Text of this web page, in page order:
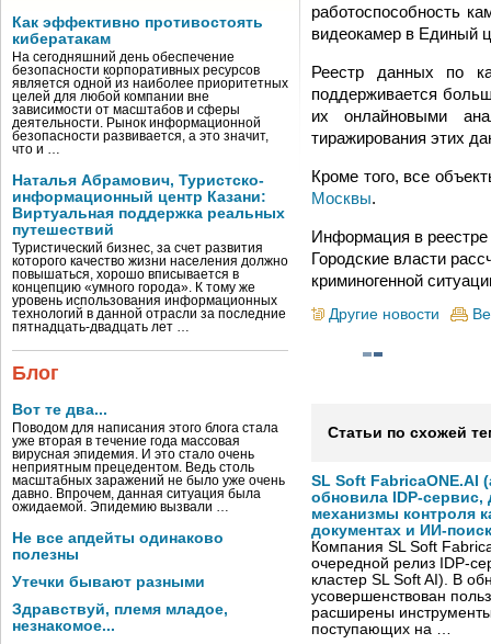
Как эффективно противостоять
кибератакам
На сегодняшний день обеспечение
безопасности корпоративных ресурсов
является одной из наиболее приоритетных
целей для любой компании вне
зависимости от масштабов и сферы
деятельности. Рынок информационной
безопасности развивается, а это значит,
что и …
Наталья Абрамович, Туристско-
информационный центр Казани:
Виртуальная поддержка реальных
путешествий
Туристический бизнес, за счет развития
которого качество жизни населения должно
повышаться, хорошо вписывается в
концепцию «умного города». К тому же
уровень использования информационных
технологий в данной отрасли за последние
пятнадцать-двадцать лет …
Блог
Вот те два...
Поводом для написания этого блога стала
уже вторая в течение года массовая
вирусная эпидемия. И это стало очень
неприятным прецедентом. Ведь столь
масштабных заражений не было уже очень
давно. Впрочем, данная ситуация была
ожидаемой. Эпидемию вызвали …
Не все апдейты одинаково
полезны
Утечки бывают разными
Здравствуй, племя младое,
незнакомое...
работоспособность
видеокамер в Единый
Реестр данных по
поддерживается
их онлайновыми
тиражирования этих
Кроме того, все
Москвы.
Информация в реестре
Городские власти
криминогенной
Другие новости
Статьи по схожей
SL Soft FabricaONE.AI
обновила IDP-
механизмы контроля
документах и ИИ-поиск
Компания SL Soft
очередной релиз IDP-
кластер SL Soft AI). В
усовершенствован
расширены
поступающих на …